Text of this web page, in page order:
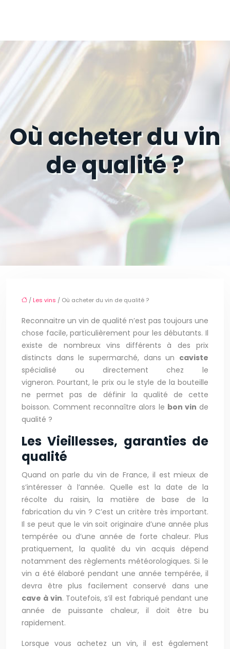
Où acheter du vin
de qualité ?
/ Les vins / Où acheter du vin de qualité ?
Reconnaitre un vin de qualité n’est pas toujours une
chose facile, particulièrement pour les débutants. Il
existe de nombreux vins différents à des prix
distincts dans le supermarché, dans un caviste
spécialisé ou directement chez le
vigneron. Pourtant, le prix ou le style de la bouteille
ne permet pas de définir la qualité de cette
boisson. Comment reconnaître alors le bon vin de
qualité ?
Les Vieillesses, garanties de
qualité
Quand on parle du vin de France, il est mieux de
s’intéresser à l’année. Quelle est la date de la
récolte du raisin, la matière de base de la
fabrication du vin ? C’est un critère très important.
Il se peut que le vin soit originaire d’une année plus
tempérée ou d’une année de forte chaleur. Plus
pratiquement, la qualité du vin acquis dépend
notamment des règlements météorologiques. Si le
vin a été élaboré pendant une année tempérée, il
devra être plus facilement conservé dans une
cave à vin. Toutefois, s’il est fabriqué pendant une
année de puissante chaleur, il doit être bu
rapidement.
Lorsque vous achetez un vin, il est également